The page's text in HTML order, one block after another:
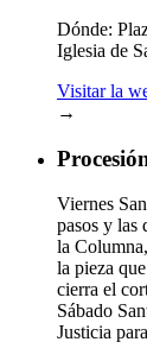
Dónde:
Iglesia de
Visitar la
→
Viernes
pasos y las
la
la pieza
cierra el
Sábado
Justicia